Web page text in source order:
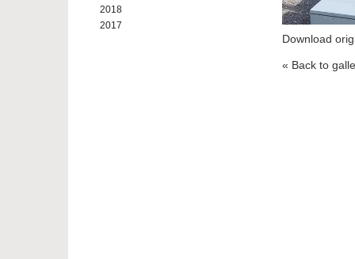
2018
2017
Download
« Back to